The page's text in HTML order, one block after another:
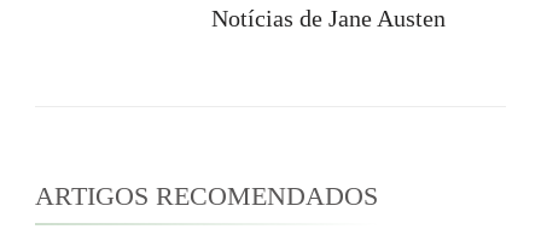
Notícias de Jane Austen
ARTIGOS RECOMENDADOS